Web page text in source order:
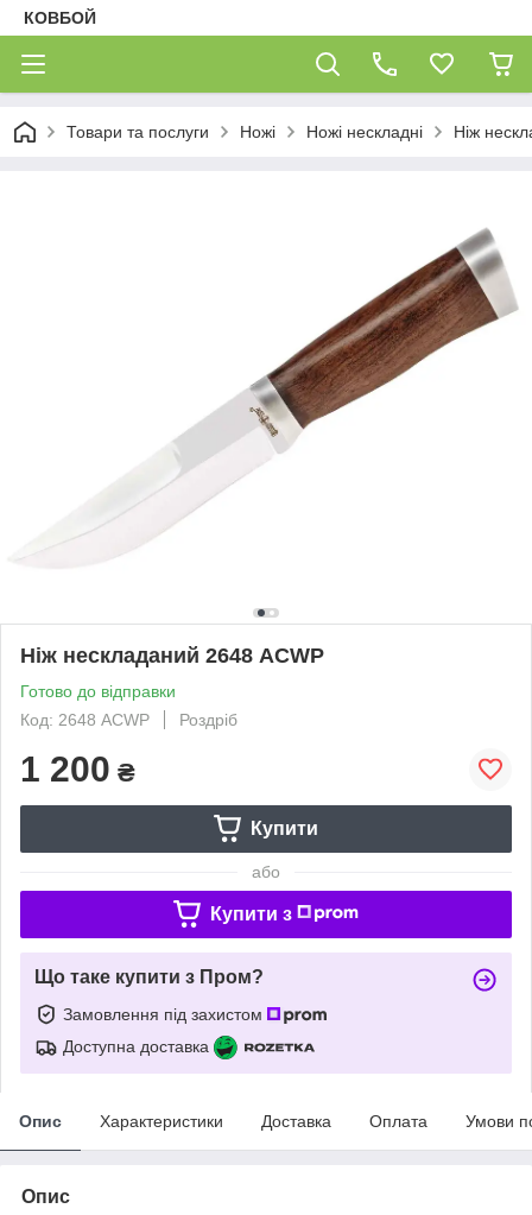
КОВБОЙ
Товари та послуги Ножі Ножі нескладні Ніж
Ніж нескладаний 2648 ACWP
Готово до відправки
Код: 2648 ACWP
Роздріб
1 200 ₴
Купити
або
Купити з
Що таке купити з Пром?
Замовлення під захистом
Доступна доставка
Опис Характеристики Доставка Оплата Умови
Опис